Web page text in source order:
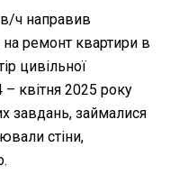
ч направив
ремонт квартири в
цивільної
квітня 2025 року
завдань, займалися
стіни,